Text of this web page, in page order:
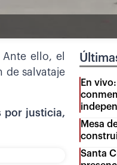
ello, el
de salvataje
por justicia,
En
Mesa
Santa